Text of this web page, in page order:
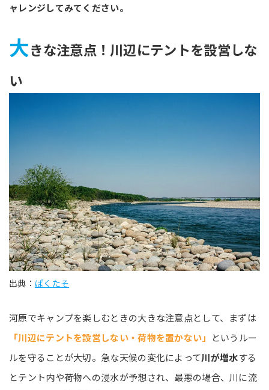
ャレンジしてみてください。
大きな注意点！川辺にテントを設営しな
い
出典： ぱくたそ
河原でキャンプを楽しむときの大きな注意点として、まずは
「川辺にテントを設営しない・荷物を置かない」
というルー
ルを守ることが大切。急な天候の変化によって川が増水する
とテント内や荷物への浸水が予想され、最悪の場合、川に流